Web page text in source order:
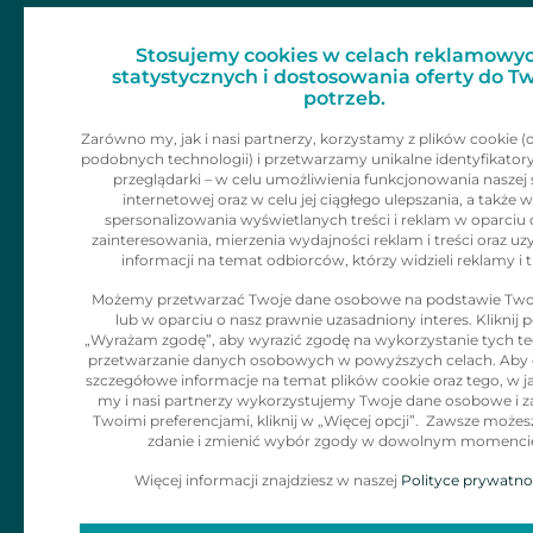
Stosujemy cookies w celach
statystycznych i dostosowania oferty do
potrzeb.
Zarówno my, jak i nasi partnerzy, korzystamy z plików cookie
podobnych technologii) i przetwarzamy unikalne
przeglądarki – w celu umożliwienia funkcjonowania naszej
internetowej oraz w celu jej ciągłego ulepszania, a także
spersonalizowania wyświetlanych treści i reklam w oparciu
zainteresowania, mierzenia wydajności reklam i treści oraz
informacji na temat odbiorców, którzy widzieli reklamy i
Możemy przetwarzać Twoje dane osobowe na podstawie
lub w oparciu o nasz prawnie uzasadniony interes. Kliknij
„Wyrażam zgodę”, aby wyrazić zgodę na wykorzystanie tych
przetwarzanie danych osobowych w powyższych celach.
szczegółowe informacje na temat plików cookie oraz tego, w
my i nasi partnerzy wykorzystujemy Twoje dane osobowe i
Twoimi preferencjami, kliknij w „Więcej opcji”. Zawsze
zdanie i zmienić wybór zgody w dowolnym
Więcej informacji znajdziesz w naszej Polityce
Kariera
Kontakt
Informacje dla
klienta
Polityka Cookies
Klauzula
Informacyjna dla
adresatów
korespodencji
Zgłaszanie
naruszeń